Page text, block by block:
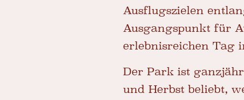
Ausflugszielen
Ausgangspunkt für
erlebnisreichen Tag
Der Park ist
und Herbst beliebt,